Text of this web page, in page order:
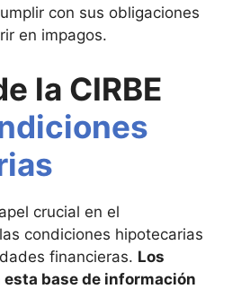
con sus obligaciones
en impagos.
la CIRBE
crucial en el
condiciones hipotecarias
financieras. Los
base de información